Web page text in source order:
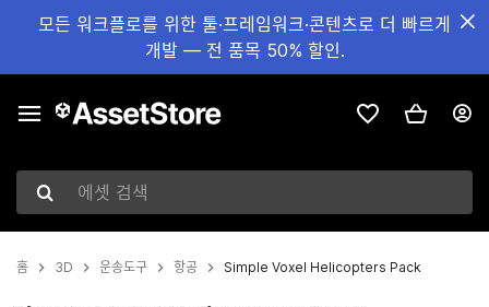
모든 워크플로를 위한 툴·프레임워크·콘텐츠로 더 빠르게
개발 — 전 품목 50% 할인.
에셋 검색
홈 3D 운송도구 항공 Simple Voxel Helicopters Pack